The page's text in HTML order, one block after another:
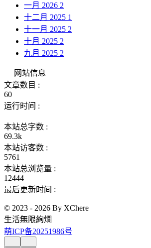
一月 2026 2
十二月 2025 1
十一月 2025 2
十月 2025 2
九月 2025 2
网站信息
文章数目 :
60
运行时间 :
本站总字数 :
69.3k
本站访客数 :
5761
本站总浏览量 :
12444
最后更新时间 :
© 2023 - 2026 By XChere
生活無限絢爛
萌ICP备20251986号